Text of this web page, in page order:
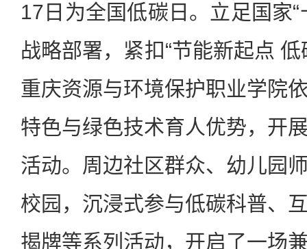
17日为全国低碳日。立足国家
战略部署，紧扣“节能新起点
重庆资源与环境保护职业学院
特色与绿色技术育人优势，开
活动。周边社区群众、幼儿园
校园，沉浸式参与低碳科普、
揭牌等系列活动，开启了一场